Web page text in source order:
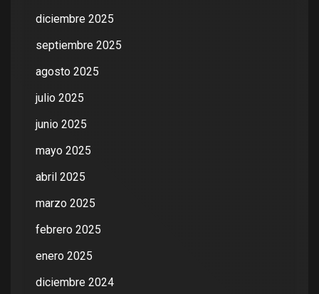
diciembre 2025
septiembre 2025
agosto 2025
julio 2025
junio 2025
mayo 2025
abril 2025
marzo 2025
febrero 2025
enero 2025
diciembre 2024